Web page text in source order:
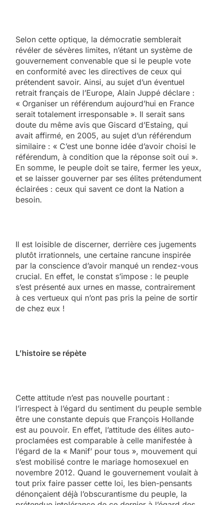
Selon cette optique, la démocratie semblerait
révéler de sévères limites, n’étant un système de
gouvernement convenable que si le peuple vote
en conformité avec les directives de ceux qui
prétendent savoir. Ainsi, au sujet d’un éventuel
retrait français de l’Europe, Alain Juppé déclare :
« Organiser un référendum aujourd’hui en France
serait totalement irresponsable ». Il serait sans
doute du même avis que Giscard d’Estaing, qui
avait affirmé, en 2005, au sujet d’un référendum
similaire : « C’est une bonne idée d’avoir choisi le
référendum, à condition que la réponse soit oui ».
En somme, le peuple doit se taire, fermer les yeux,
et se laisser gouverner par ses élites prétendument
éclairées : ceux qui savent ce dont la Nation a
besoin.
Il est loisible de discerner, derrière ces jugements
plutôt irrationnels, une certaine rancune inspirée
par la conscience d’avoir manqué un rendez-vous
crucial. En effet, le constat s’impose : le peuple
s’est présenté aux urnes en masse, contrairement
à ces vertueux qui n’ont pas pris la peine de sortir
de chez eux !
L’histoire se répète
Cette attitude n’est pas nouvelle pourtant :
l’irrespect à l’égard du sentiment du peuple semble
être une constante depuis que François Hollande
est au pouvoir. En effet, l’attitude des élites auto-
proclamées est comparable à celle manifestée à
l’égard de la « Manif’ pour tous », mouvement qui
s’est mobilisé contre le mariage homosexuel en
novembre 2012. Quand le gouvernement voulait à
tout prix faire passer cette loi, les bien-pensants
dénonçaient déjà l’obscurantisme du peuple, la